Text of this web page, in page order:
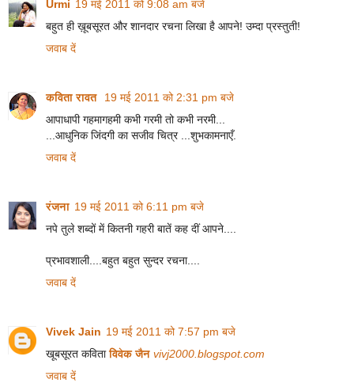
Urmi 19 मई 2011 को 9:08 am बजे
बहुत ही ख़ूबसूरत और शानदार रचना लिखा है आपने! उम्दा प्रस्तुती!
जवाब दें
कविता रावत
19 मई 2011 को 2:31 pm बजे
आपाधापी गहमागहमी कभी गरमी तो कभी नरमी...
...आधुनिक जिंदगी का सजीव चित्र ...शुभकामनाएँ.
जवाब दें
रंजना 19 मई 2011 को 6:11 pm बजे
नपे तुले शब्दों में कितनी गहरी बातें कह दीं आपने....
प्रभावशाली....बहुत बहुत सुन्दर रचना....
जवाब दें
Vivek Jain 19 मई 2011 को 7:57 pm बजे
खूबसूरत कविताविवेक जैन vivj2000.blogspot.com
जवाब दें